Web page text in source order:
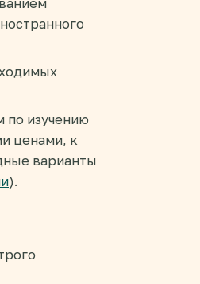
по изучению
ценами, к
варианты
).